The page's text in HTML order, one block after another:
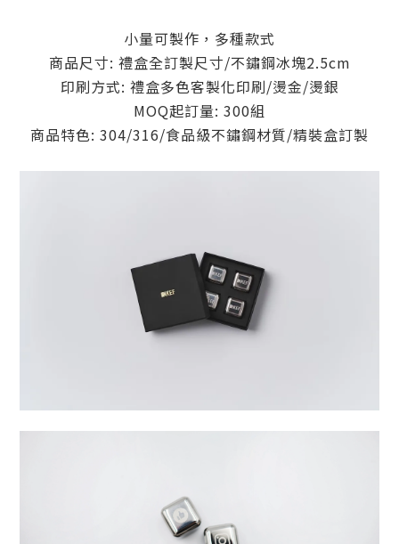
小量可製作，多種款式
商品尺寸: 禮盒全訂製尺寸/不鏽鋼冰塊2.5cm
印刷方式: 禮盒多色客製化印刷/燙金/燙銀
MOQ起訂量: 300組
商品特色: 304/316/食品級不鏽鋼材質/精裝盒訂製